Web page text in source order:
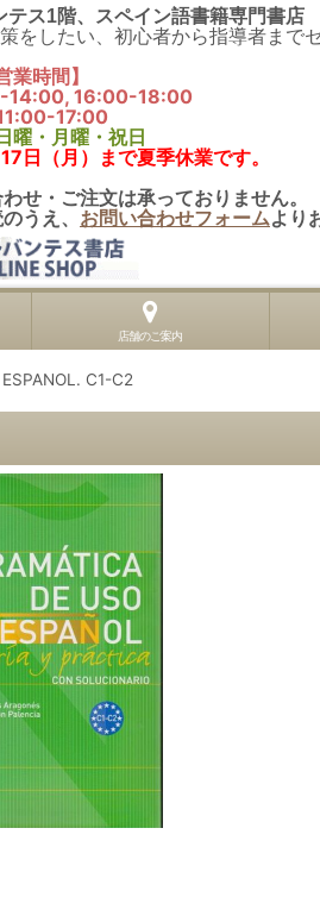
ス1階、スペイン語書籍専門書店
したい、初心者から指導者まで
業時間】
14:00, 16:00-18:00
17:00
・月曜・祝日
日（月）まで夏季休業です。
せ・ご注文は承っておりません。
うえ、 お問い合わせフォームより
店舗のご案内
C1-C2